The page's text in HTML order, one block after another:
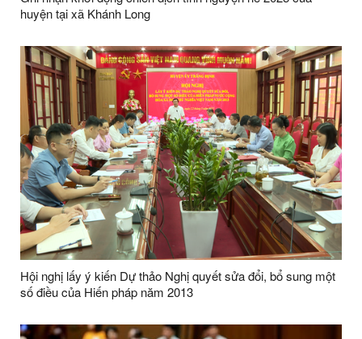
huyện tại xã Khánh Long
Hội nghị lấy ý kiến Dự thảo Nghị quyết sửa đổi, bổ sung một
số điều của Hiến pháp năm 2013